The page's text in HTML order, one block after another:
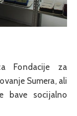
Fondacije za
Sumera, ali
bave socijalno